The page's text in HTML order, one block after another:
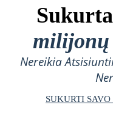
milijonų
Nereikia
SUKURTI